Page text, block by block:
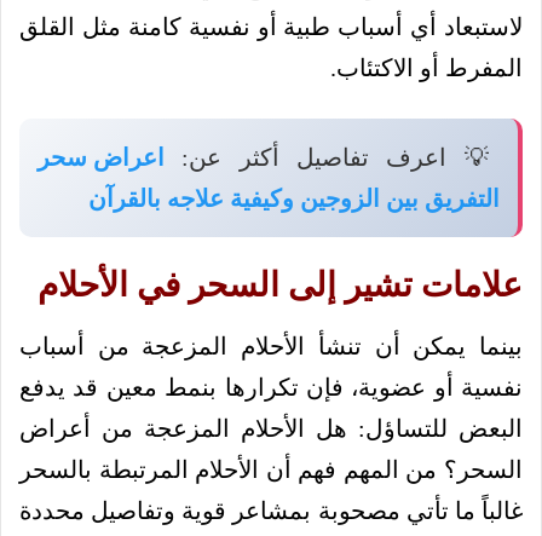
لاستبعاد أي أسباب طبية أو نفسية كامنة مثل القلق
المفرط أو الاكتئاب.
💡 اعرف تفاصيل أكثر عن:
اعراض سحر
التفريق بين الزوجين وكيفية علاجه بالقرآن
علامات تشير إلى السحر في الأحلام
بينما يمكن أن تنشأ الأحلام المزعجة من أسباب
نفسية أو عضوية، فإن تكرارها بنمط معين قد يدفع
البعض للتساؤل: هل الأحلام المزعجة من أعراض
السحر؟ من المهم فهم أن الأحلام المرتبطة بالسحر
غالباً ما تأتي مصحوبة بمشاعر قوية وتفاصيل محددة